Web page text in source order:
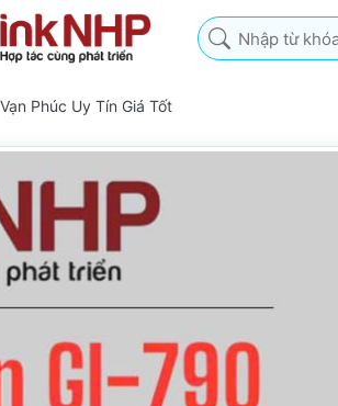
Nhập từ khóa tìm
Phúc Uy Tín Giá Tốt